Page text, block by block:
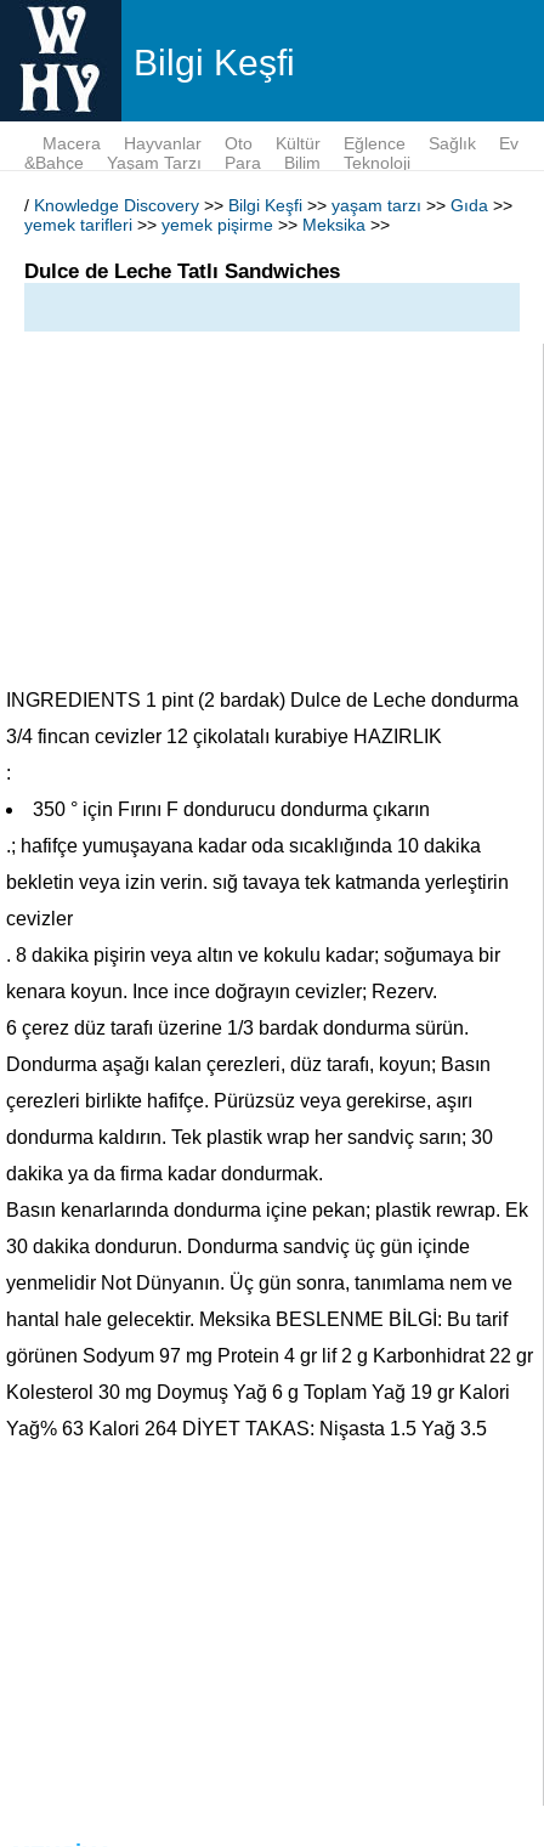
Bilgi Keşfi
Macera Hayvanlar Oto Kültür Eğlence Sağlık
Ev
&Bahçe
Yaşam Tarzı Para Bilim Teknoloji
/ Knowledge Discovery >> Bilgi Keşfi >> yaşam tarzı >> Gıda >>
yemek tarifleri >> yemek pişirme >> Meksika >>
Dulce de Leche Tatlı Sandwiches
INGREDIENTS 1 pint (2 bardak) Dulce de Leche dondurma
3/4 fincan cevizler 12 çikolatalı kurabiye HAZIRLIK
:
350 ° için Fırını F dondurucu dondurma çıkarın
.; hafifçe yumuşayana kadar oda sıcaklığında 10 dakika
bekletin veya izin verin. sığ tavaya tek katmanda yerleştirin
cevizler
. 8 dakika pişirin veya altın ve kokulu kadar; soğumaya bir
kenara koyun. Ince ince doğrayın cevizler; Rezerv.
6 çerez düz tarafı üzerine 1/3 bardak dondurma sürün.
Dondurma aşağı kalan çerezleri, düz tarafı, koyun; Basın
çerezleri birlikte hafifçe. Pürüzsüz veya gerekirse, aşırı
dondurma kaldırın. Tek plastik wrap her sandviç sarın; 30
dakika ya da firma kadar dondurmak.
Basın kenarlarında dondurma içine pekan; plastik rewrap. Ek
30 dakika dondurun. Dondurma sandviç üç gün içinde
yenmelidir Not Dünyanın. Üç gün sonra, tanımlama nem ve
hantal hale gelecektir. Meksika BESLENME BİLGİ: Bu tarif
görünen Sodyum 97 mg Protein 4 gr lif 2 g Karbonhidrat 22 gr
Kolesterol 30 mg Doymuş Yağ 6 g Toplam Yağ 19 gr Kalori
Yağ% 63 Kalori 264 DİYET TAKAS: Nişasta 1.5 Yağ 3.5